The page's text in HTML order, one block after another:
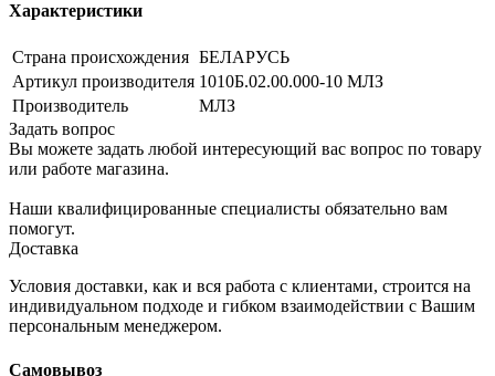
Характеристики
Страна происхождения БЕЛАРУСЬ
Артикул производителя 1010Б.02.00.000-10 МЛЗ
Производитель
МЛЗ
Задать вопрос
Вы можете задать любой интересующий вас вопрос по товару
или работе магазина.
Наши квалифицированные специалисты обязательно вам
помогут.
Доставка
Условия доставки, как и вся работа с клиентами, строится на
индивидуальном подходе и гибком взаимодействии с Вашим
персональным менеджером.
Самовывоз